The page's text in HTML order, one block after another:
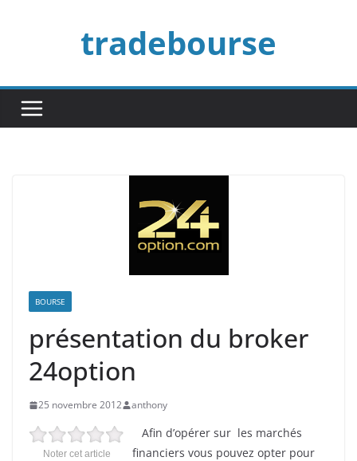
tradebourse
BOURSE
présentation du broker
24option
25 novembre 2012 anthony
Noter cet article
Afin d’opérer sur les marchés
financiers vous pouvez opter pour